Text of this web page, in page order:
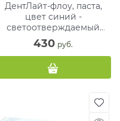
ДентЛайт-флоу, паста,
цвет синий -
светоотверждаемый
композитный материал (1
х 2 г)
430 руб.